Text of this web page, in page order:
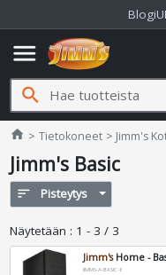
Blogi
menu
search
home Jimms.fi
Tietokoneet Jimm's
Jimm's Basic
sort Pisteytys
Näytetään : 1 - 3 / 3
Jimm'sHome -
JIMMS-A-BASIC-6